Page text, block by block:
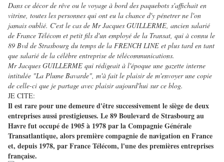
Dans ce décor de rêve ou le voyage à bord des paquebots s'affichait en
vitrine, toutes les personnes qui ont eu la chance d'y pénetrer ne l'on
jamais oublié. C'est le cas de Mr Jacques GUILLERME, ancien salarié
de France Télécom et petit fils d'un employé de la Transat, qui à connu le
89 Bvd de Strasbourg du temps de la FRENCH LINE et plus tard en tant
que salarié de la célèbre entreprise de télécommunications.
Mr Jacques GUILLERME qui rédigeait à l'époque une gazette interne
intitulée "La Plume Bavarde", m'à fait le plaisir de m'envoyer une copie
de celle-ci que je partage avec plaisir aujourd'hui sur ce blog.
JE CITE:
Il est rare pour une demeure d'être successivement le siège de deux
entreprises aussi prestigieuses. Le 89 Boulevard de Strasbourg au
Havre fut occupé de 1905 à 1978 par la Compagnie Générale
Transatlantique, alors première compagnie de navigation en France
et, depuis 1978, par France Télécom, l'une des premières entreprises
française.